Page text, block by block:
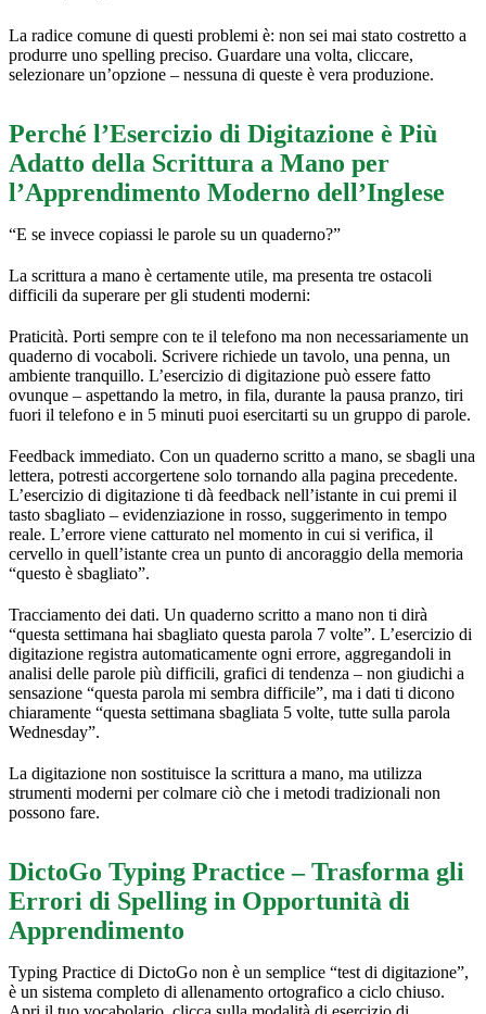
La radice comune di questi problemi è: non sei mai stato costretto a
produrre uno spelling preciso. Guardare una volta, cliccare,
selezionare un’opzione – nessuna di queste è vera produzione.
Perché l’Esercizio di Digitazione è Più
Adatto della Scrittura a Mano per
l’Apprendimento Moderno dell’Inglese
“E se invece copiassi le parole su un quaderno?”
La scrittura a mano è certamente utile, ma presenta tre ostacoli
difficili da superare per gli studenti moderni:
Praticità. Porti sempre con te il telefono ma non necessariamente un
quaderno di vocaboli. Scrivere richiede un tavolo, una penna, un
ambiente tranquillo. L’esercizio di digitazione può essere fatto
ovunque – aspettando la metro, in fila, durante la pausa pranzo, tiri
fuori il telefono e in 5 minuti puoi esercitarti su un gruppo di parole.
Feedback immediato. Con un quaderno scritto a mano, se sbagli una
lettera, potresti accorgertene solo tornando alla pagina precedente.
L’esercizio di digitazione ti dà feedback nell’istante in cui premi il
tasto sbagliato – evidenziazione in rosso, suggerimento in tempo
reale. L’errore viene catturato nel momento in cui si verifica, il
cervello in quell’istante crea un punto di ancoraggio della memoria
“questo è sbagliato”.
Tracciamento dei dati. Un quaderno scritto a mano non ti dirà
“questa settimana hai sbagliato questa parola 7 volte”. L’esercizio di
digitazione registra automaticamente ogni errore, aggregandoli in
analisi delle parole più difficili, grafici di tendenza – non giudichi a
sensazione “questa parola mi sembra difficile”, ma i dati ti dicono
chiaramente “questa settimana sbagliata 5 volte, tutte sulla parola
Wednesday”.
La digitazione non sostituisce la scrittura a mano, ma utilizza
strumenti moderni per colmare ciò che i metodi tradizionali non
possono fare.
DictoGo Typing Practice – Trasforma gli
Errori di Spelling in Opportunità di
Apprendimento
Typing Practice di DictoGo non è un semplice “test di digitazione”,
è un sistema completo di allenamento ortografico a ciclo chiuso.